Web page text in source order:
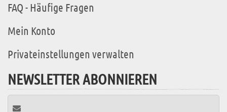
FAQ - Häufige Fragen
Mein Konto
Privateinstellungen verwalten
NEWSLETTER ABONNIEREN